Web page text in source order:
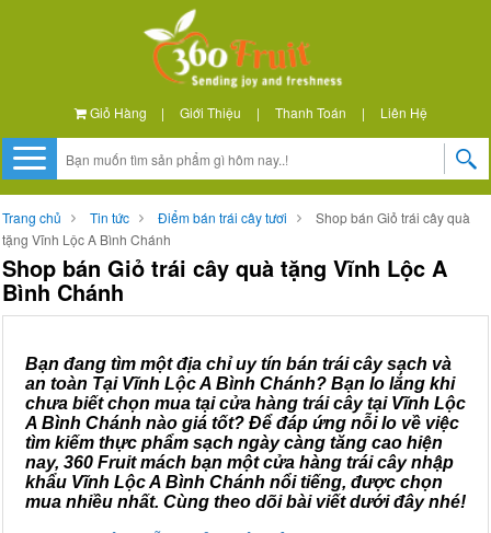
Giỏ Hàng | Giới Thiệu | Thanh Toán | Liên Hệ
Trang chủ Tin tức Điểm bán trái cây tươi
Shop bán Giỏ trái cây quà
tặng Vĩnh Lộc A Bình Chánh
Shop bán Giỏ trái cây quà tặng Vĩnh Lộc A
Bình Chánh
Bạn đang tìm một địa chỉ uy tín bán trái cây sạch và
an toàn Tại Vĩnh Lộc A Bình Chánh? Bạn lo lắng khi
chưa biết chọn mua tại cửa hàng trái cây tại Vĩnh Lộc
A Bình Chánh nào giá tốt? Để đáp ứng nỗi lo về việc
tìm kiếm thực phẩm sạch ngày càng tăng cao hiện
nay, 360 Fruit mách bạn một cửa hàng trái cây nhập
khẩu Vĩnh Lộc A Bình Chánh nổi tiếng, được chọn
mua nhiều nhất. Cùng theo dõi bài viết dưới đây nhé!